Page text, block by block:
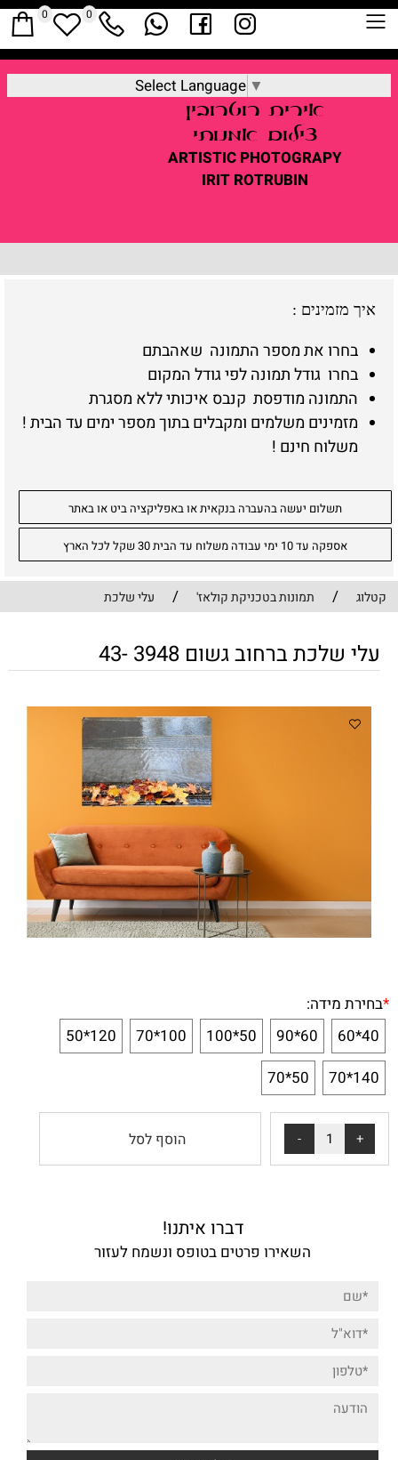
Select Language ▼
אירית רוטרובין
צילום אמנותי
ARTISTIC PHOTOGRAPY
IRIT ROTRUBIN
0 0
איך מזמינים :
בחרו את מספר התמונה שאהבתם
בחרו גודל תמונה לפי גודל המקום
התמונה מודפסת קנבס איכותי ללא מסגרת
מזמינים משלמים ומקבלים בתוך מספר ימים עד הבית !
משלוח חינם !
תשלום יעשה בהעברה בנקאית או באפליקציה ביט או באתר
אספקה עד 10 ימי עבודה משלוח עד הבית 30 שקל לכל הארץ
קטלוג / תמונות בטכניקת קולאז' / עלי שלכת
עלי שלכת ברחוב גשום 3948 -43
*בחירת מידה:
40*60
60*90
50*100
100*70
120*50
140*70
50*70
הוסף לסל
דברו איתנו!
השאירו פרטים בטופס ונשמח לעזור